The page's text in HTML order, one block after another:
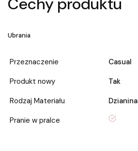
Ubrania
Przeznaczenie
Casual
Produkt nowy
Tak
Rodzaj Materiału
Dzianina
Pranie w pralce
tak